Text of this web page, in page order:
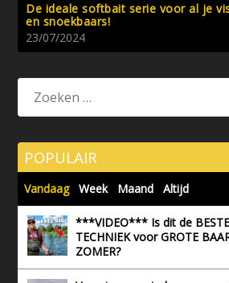
De ideale softbait serie voor al je
en snoekbaars!
23/07/2024
POPULAIR
Vandaag Week Maand Altijd
***VIDEO*** Is dit de BESTE
TECHNIEK voor GROTE
ZOMER?